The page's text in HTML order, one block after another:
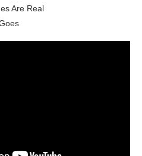
Are Real